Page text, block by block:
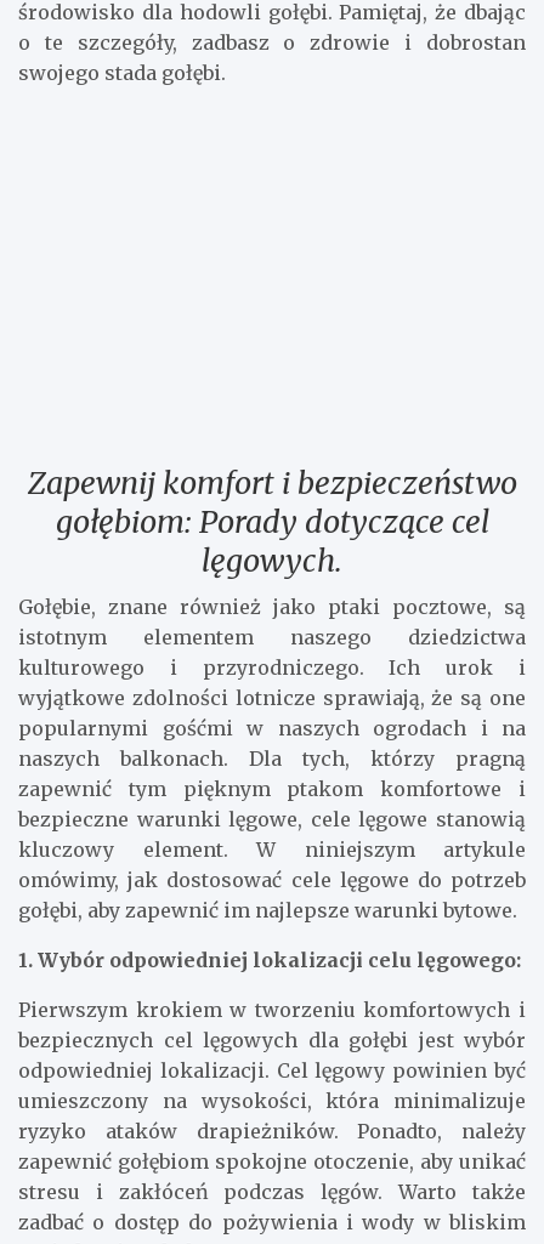
zachowaniu tych wytycznych, można stworzyć
gołębnik, który będzie stanowił odpowiednie
środowisko dla hodowli gołębi. Pamiętaj, że dbając
Zapewnij komfort i bezpieczeństwo
gołębiom: Porady dotyczące cel
lęgowych.
Gołębie, znane również jako ptaki pocztowe, są
istotnym elementem naszego dziedzictwa
kulturowego i przyrodniczego. Ich urok i
wyjątkowe zdolności lotnicze sprawiają, że są one
popularnymi gośćmi w naszych ogrodach i na
naszych balkonach. Dla tych, którzy pragną
zapewnić tym pięknym ptakom komfortowe i
bezpieczne warunki lęgowe, cele lęgowe stanowią
kluczowy element. W niniejszym artykule
omówimy, jak dostosować cele lęgowe do potrzeb
gołębi, aby zapewnić im najlepsze warunki bytowe.
1. Wybór odpowiedniej lokalizacji celu lęgowego:
Pierwszym krokiem w tworzeniu komfortowych i
bezpiecznych cel lęgowych dla gołębi jest wybór
odpowiedniej lokalizacji. Cel lęgowy powinien być
umieszczony na wysokości, która minimalizuje
ryzyko ataków drapieżników. Ponadto, należy
zapewnić gołębiom spokojne otoczenie, aby unikać